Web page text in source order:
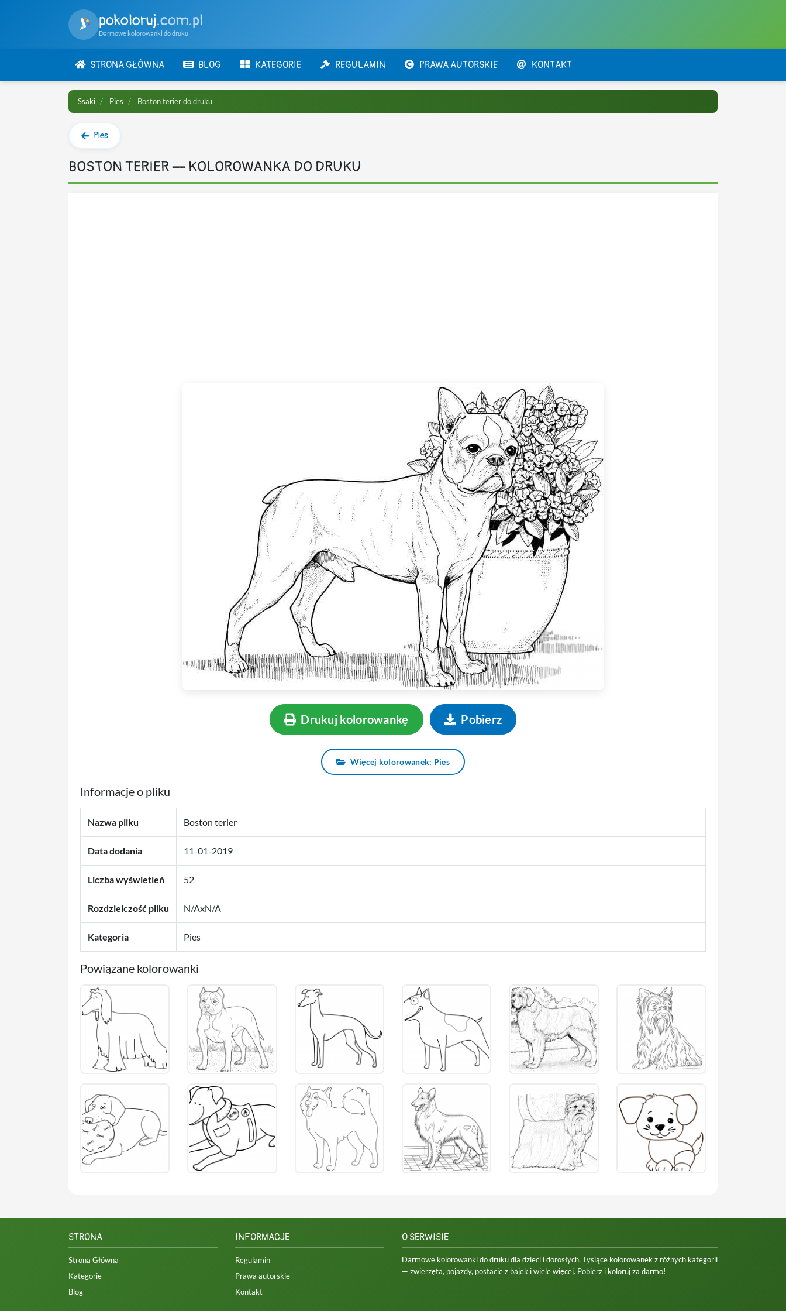
pokoloruj.com.pl
Darmowe kolorowanki do druku
STRONA GŁÓWNA BLOG KATEGORIE REGULAMIN PRAWA AUTORSKIE KONTAKT
Ssaki Pies Boston terier do druku
Pies
BOSTON TERIER — KOLOROWANKA DO DRUKU
Drukuj kolorowankę Pobierz
Więcej kolorowanek: Pies
Informacje o pliku
Nazwa pliku Boston terier
Data dodania 11-01-2019
Liczba wyświetleń 52
Rozdzielczość pliku N/AxN/A
Kategoria Pies
Powiązane kolorowanki
STRONA
Strona Główna
Kategorie
Blog
INFORMACJE
Regulamin
Prawa autorskie
Kontakt
O SERWISIE
Darmowe kolorowanki do druku dla dzieci i dorosłych. Tysiące kolorowanek z różnych kategorii
— zwierzęta, pojazdy, postacie z bajek i wiele więcej. Pobierz i koloruj za darmo!